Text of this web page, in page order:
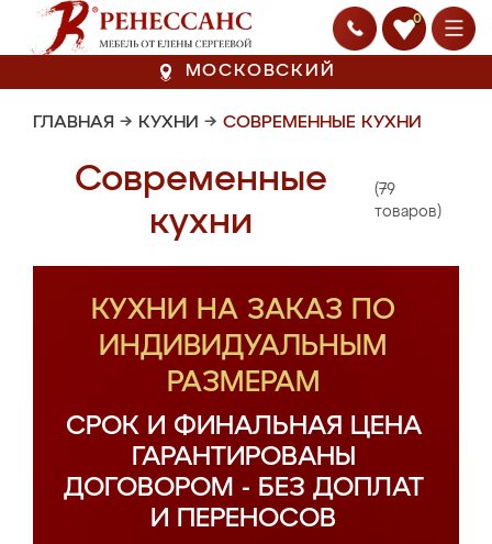
0
МОСКОВСКИЙ
ГЛАВНАЯ → КУХНИ → СОВРЕМЕННЫЕ КУХНИ
Современные
кухни
(79
товаров)
КУХНИ НА ЗАКАЗ ПО
ИНДИВИДУАЛЬНЫМ
РАЗМЕРАМ
СРОК И ФИНАЛЬНАЯ ЦЕНА
ГАРАНТИРОВАНЫ
ДОГОВОРОМ - БЕЗ ДОПЛАТ
И ПЕРЕНОСОВ